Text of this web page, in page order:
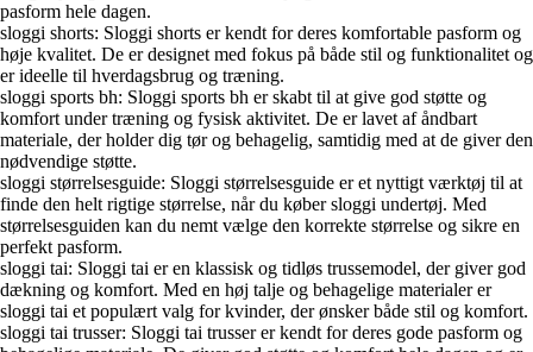
pasform hele dagen.
sloggi shorts: Sloggi shorts er kendt for deres komfortable pasform og
høje kvalitet. De er designet med fokus på både stil og funktionalitet og
er ideelle til hverdagsbrug og træning.
sloggi sports bh: Sloggi sports bh er skabt til at give god støtte og
komfort under træning og fysisk aktivitet. De er lavet af åndbart
materiale, der holder dig tør og behagelig, samtidig med at de giver den
nødvendige støtte.
sloggi størrelsesguide: Sloggi størrelsesguide er et nyttigt værktøj til at
finde den helt rigtige størrelse, når du køber sloggi undertøj. Med
størrelsesguiden kan du nemt vælge den korrekte størrelse og sikre en
perfekt pasform.
sloggi tai: Sloggi tai er en klassisk og tidløs trussemodel, der giver god
dækning og komfort. Med en høj talje og behagelige materialer er
sloggi tai et populært valg for kvinder, der ønsker både stil og komfort.
sloggi tai trusser: Sloggi tai trusser er kendt for deres gode pasform og